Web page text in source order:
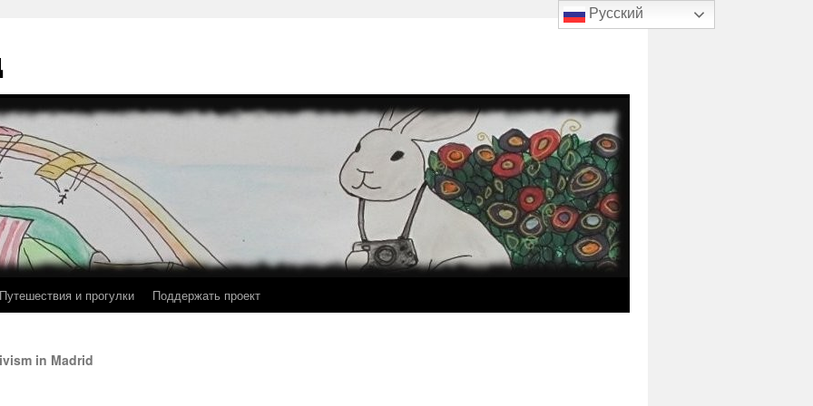
Путешествия и прогулки Поддержать проект
in Madrid
Русский